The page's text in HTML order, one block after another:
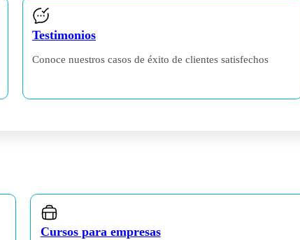
Testimonios
Conoce nuestros casos de éxito de clientes satisfechos
Cursos para empresas